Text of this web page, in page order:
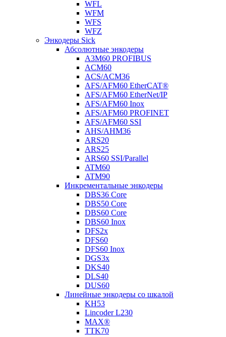
WFL
WFM
WFS
WFZ
Энкодеры Sick
Абсолютные энкодеры
A3M60 PROFIBUS
ACM60
ACS/ACM36
AFS/AFM60 EtherCAT®
AFS/AFM60 EtherNet/IP
AFS/AFM60 Inox
AFS/AFM60 PROFINET
AFS/AFM60 SSI
AHS/AHM36
ARS20
ARS25
ARS60 SSI/Parallel
ATM60
ATM90
Инкрементальные энкодеры
DBS36 Core
DBS50 Core
DBS60 Core
DBS60 Inox
DFS2x
DFS60
DFS60 Inox
DGS3x
DKS40
DLS40
DUS60
Линейные энкодеры со шкалой
KH53
Lincoder L230
MAX®
TTK70